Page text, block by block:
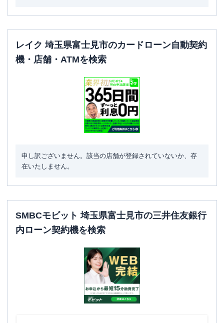
レイク 埼玉県富士見市のカードローン自動契約
機・店舗・ATMを検索
申し訳ございません。該当の店舗が登録されていないか、存
在いたしません。
SMBCモビット 埼玉県富士見市の三井住友銀行
内ローン契約機を検索